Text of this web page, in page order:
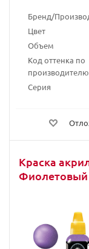
Бренд/
Цвет
Объем
Код оттенка по
производителю
Серия
Краска
Фиолетовый